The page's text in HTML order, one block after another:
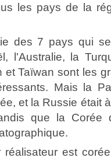
les pays de la
des 7 pays qui
l'Australie, la
Taïwan sont les
Mais la
et la Russie était
que la Corée
réalisateur est